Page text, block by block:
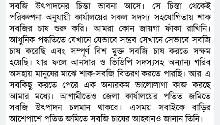
সবজি উৎপাদনের চিন্তা ভাবনা আসে। সে চিন্তা থেকেই
পরিকল্পনা অনুযায়ী কার্যালয়ের সকল সদস্য সহযোগিতায় শাক
সবজির চাষ শুরু করি। আমরা কোন জায়গা ফাঁকা রাখিনি।
আধুনিক পদ্ধতিতে যেখানে যেভাবে সম্ভব সেখানে সেভাবে সবজি
চাষ করেছি এবং সম্পূর্ণ বিশ মুক্ত সবজি চাষ করতে সক্ষম
হয়েছি। যার ফলে আনসার ও ভিডিপি সদস্যসহ অন্যান্য গরিব
অসহায় মানুষের মাঝে শাক-সবজি বিতরণ করতে পারছি। আর এ
সবকিছু করতে পেরে এক অন্যরকম ভালোলাগা কাজ করছে
আমার মধ্যে। আগামীতেও জেলা কার্যালয়ের পতিত জমিতে
সবজি উৎপাদন চলমান থাকবে। এসময় সবাইকে বাড়ির
আশেপাশে পতিত জমিতে সবজি চাষের আহ্বানও জানান তিনি।